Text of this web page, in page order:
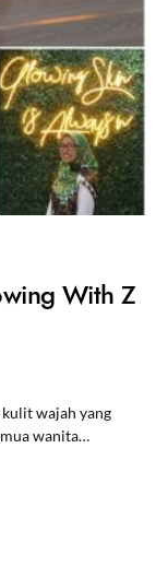
With Z
wajah yang
wanita…